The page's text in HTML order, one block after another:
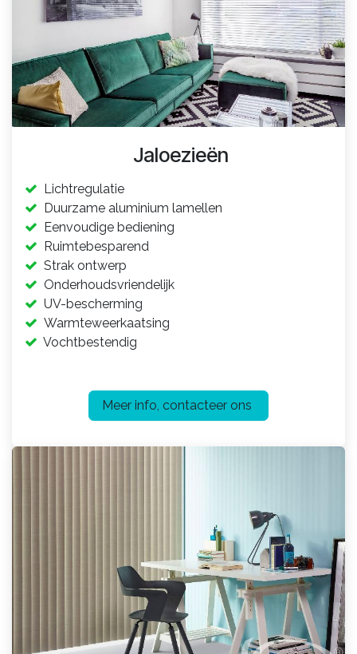
Jaloezieën
Lichtregulatie
Duurzame aluminium lamellen
Eenvoudige bediening
Ruimtebesparend
Strak ontwerp
Onderhoudsvriendelijk
UV-bescherming
Warmteweerkaatsing
Vochtbestendig
Meer info, contacteer ons